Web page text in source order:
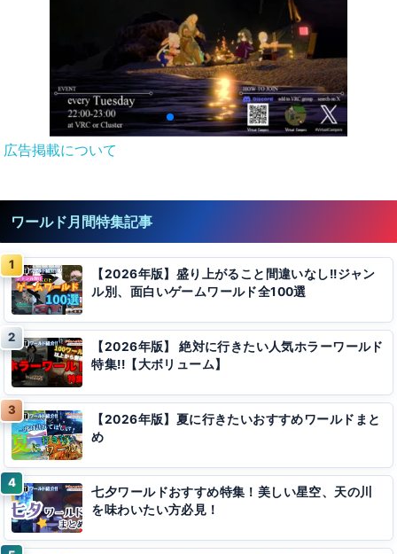
広告掲載について
ワールド月間特集記事
【2026年版】盛り上がること間違いなし!!ジャン
ル別、面白いゲームワールド全100選
【2026年版】 絶対に行きたい人気ホラーワールド
特集!!【大ボリューム】
【2026年版】夏に行きたいおすすめワールドまと
め
七夕ワールドおすすめ特集！美しい星空、天の川
を味わいたい方必見！